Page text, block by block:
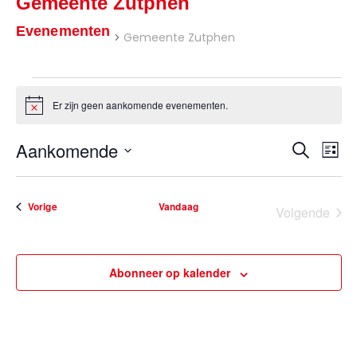
Evenementen Gemeente Zutphen
Evenementen
BerichtEr zijn geen aankomende evenementen.
en
Zoeken
Lijst
Aankomende
Selecteer
VorigeEvenementen Vandaag
Volgende
Abonneer op kalender